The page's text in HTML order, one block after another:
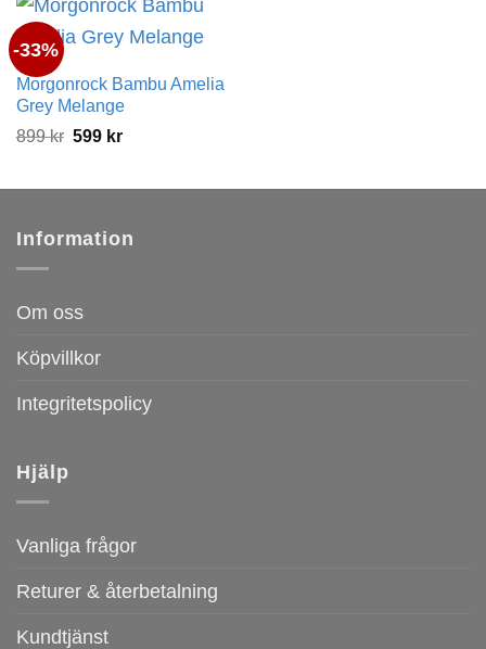
-33%
Morgonrock Bambu Amelia
Grey Melange
899kr Det
599 krDet
Information
Om oss
Köpvillkor
Integritetspolicy
Hjälp
Vanliga frågor
Returer & återbetalning
Kundtjänst